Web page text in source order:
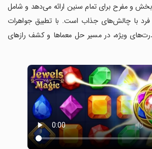
لذت‌بخش و مفرح برای تمام سنین ارائه می‌دهد و شامل
با چالش‌های جذاب است. با تطبیق جواهرات
ویژه، در مسیر حل معماها و کشف رازهای